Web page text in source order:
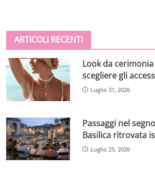
ARTICOLI RECENTI
Look da
scegliere gli
Luglio 31, 2026
Passaggi nel
Basilica ritrovata
Luglio 25, 2026